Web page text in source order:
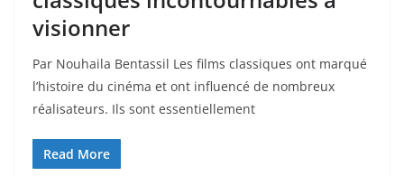
visionner
Par Nouhaila Bentassil Les films classiques ont marqué
l’histoire du cinéma et ont influencé de nombreux
réalisateurs. Ils sont essentiellement
Read More